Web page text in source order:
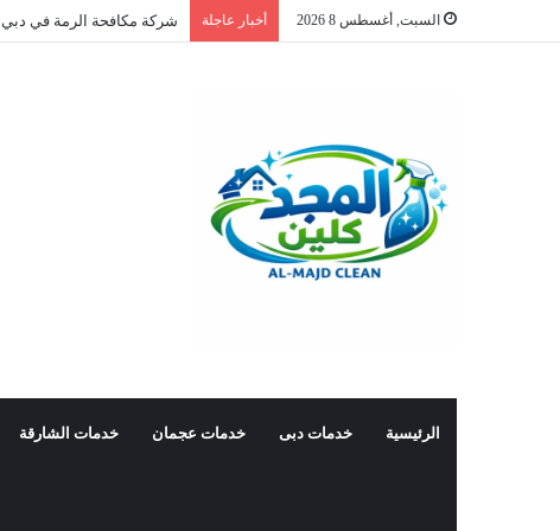
السبت, أغسطس 8 2026 أخبار عاجلة شركة مكافحة الرمة في دبي
الرئيسية خدمات دبى خدمات عجمان خدمات الشارقة